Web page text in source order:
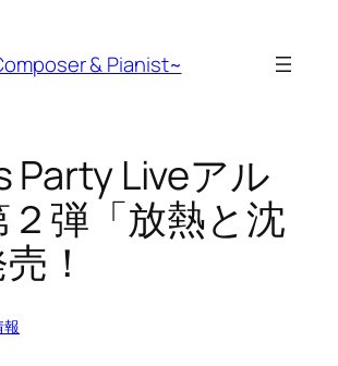
& Pianist~
Party Liveアル
弾「放熱と沈
！
報